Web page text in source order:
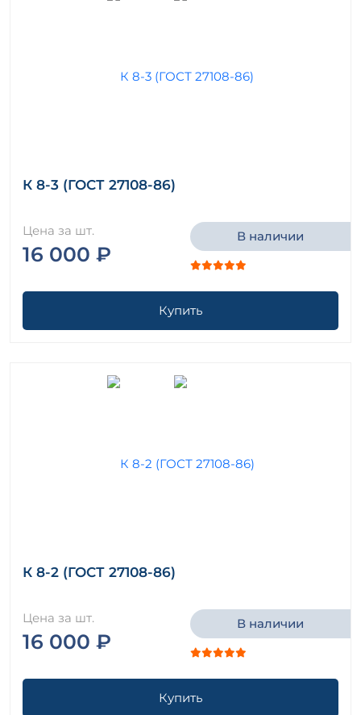
К 8-3 (ГОСТ 27108-86)
Цена за шт.
16 000 ₽
В наличии
Купить
К 8-2 (ГОСТ 27108-86)
Цена за шт.
16 000 ₽
В наличии
Купить